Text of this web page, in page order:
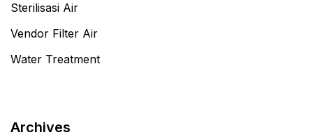
Sterilisasi Air
Vendor Filter Air
Water Treatment
Archives